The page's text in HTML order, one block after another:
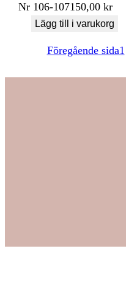
Nr 106-107150,00kr
Lägg till i varukorg
Föregående sida1